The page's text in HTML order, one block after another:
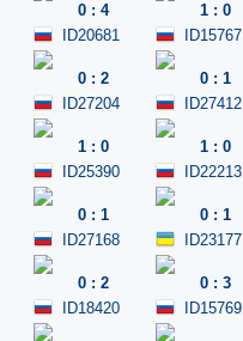
0 : 4 1 : 0
ID20681
0 : 2
ID15767
0 : 1
ID27204
1 : 0
ID27412
1 : 0
ID25390
0 : 1
ID22213
0 : 1
ID27168
0 : 2
ID23177
0 : 3
ID18420 ID15769